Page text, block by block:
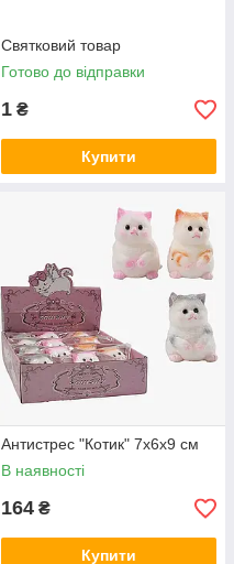
Святковий товар
Готово до відправки
1 ₴
Купити
Антистрес "Котик" 7х6х9 см
В наявності
164 ₴
Купити